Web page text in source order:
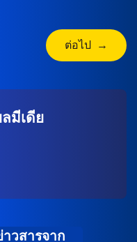
ต่อไป →
มีเดีย
วสารจาก